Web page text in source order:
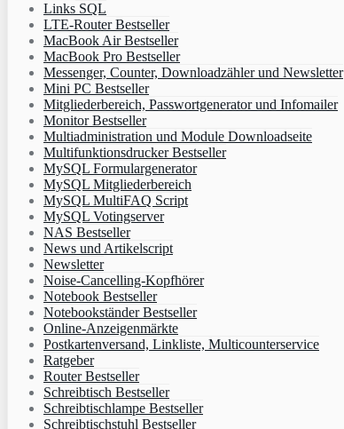
Links SQL
LTE-Router Bestseller
MacBook Air Bestseller
MacBook Pro Bestseller
Messenger, Counter, Downloadzähler und Newsletter
Mini PC Bestseller
Mitgliederbereich, Passwortgenerator und Infomailer
Monitor Bestseller
Multiadministration und Module Downloadseite
Multifunktionsdrucker Bestseller
MySQL Formulargenerator
MySQL Mitgliederbereich
MySQL MultiFAQ Script
MySQL Votingserver
NAS Bestseller
News und Artikelscript
Newsletter
Noise-Cancelling-Kopfhörer
Notebook Bestseller
Notebookständer Bestseller
Online-Anzeigenmärkte
Postkartenversand, Linkliste, Multicounterservice
Ratgeber
Router Bestseller
Schreibtisch Bestseller
Schreibtischlampe Bestseller
Schreibtischstuhl Bestseller